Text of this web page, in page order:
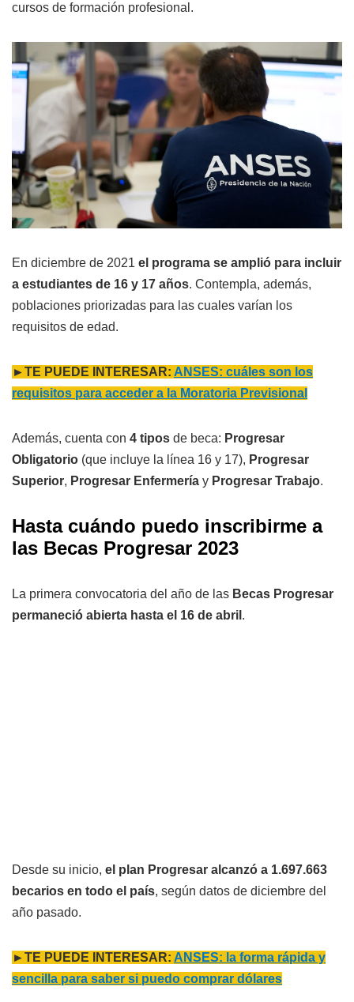
cursos de formación profesional.
En diciembre de 2021 el programa se amplió para incluir
a estudiantes de 16 y 17 años. Contempla, además,
poblaciones priorizadas para las cuales varían los
requisitos de edad.
►TE PUEDE INTERESAR: ANSES: cuáles son los
requisitos para acceder a la Moratoria Previsional
Además, cuenta con 4 tipos de beca: Progresar
Obligatorio (que incluye la línea 16 y 17), Progresar
Superior, Progresar Enfermería y Progresar Trabajo.
Hasta cuándo puedo inscribirme a
las Becas Progresar 2023
La primera convocatoria del año de las Becas Progresar
permaneció abierta hasta el 16 de abril .
Desde su inicio, el plan Progresar alcanzó a 1.697.663
becarios en todo el país, según datos de diciembre del
año pasado.
►TE PUEDE INTERESAR: ANSES: la forma rápida y
sencilla para saber si puedo comprar dólares